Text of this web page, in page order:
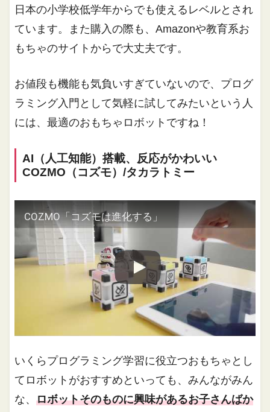
日本の小学校低学年からでも使えるレベルとされ
ています。また購入の際も、Amazonや教育系お
もちゃのサイトからで大丈夫です。
お値段も機能も気負いすぎていないので、プログ
ラミング入門として気軽に試してみたいという人
には、最適のおもちゃロボットですね！
AI（人工知能）搭載、反応がかわいい
COZMO（コズモ）/タカラトミー
COZMO「コズモは進化する」
いくらプログラミング学習に役立つおもちゃとし
てロボットがおすすめといっても、みんながみん
な、ロボットそのものに興味があるお子さんばか